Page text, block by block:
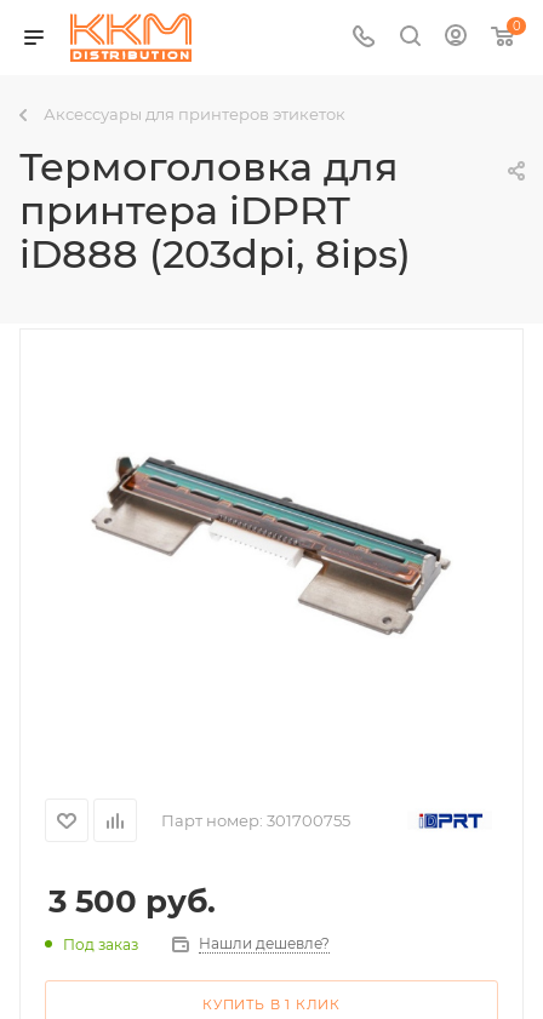
0
Аксессуары для принтеров этикеток
Термоголовка для
принтера iDPRT
iD888 (203dpi, 8ips)
Парт номер: 301700755
3 500 руб.
Под заказ Нашли дешевле?
КУПИТЬ В 1 КЛИК